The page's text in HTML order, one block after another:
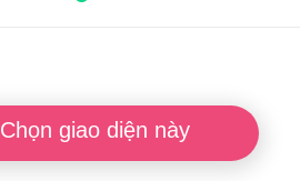
Chọn giao diện này